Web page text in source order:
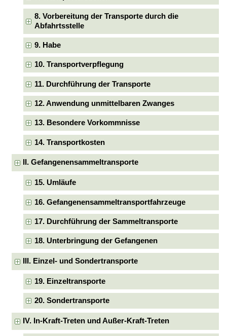
8. Vorbereitung der Transporte durch die
Abfahrtsstelle
9. Habe
10. Transportverpflegung
11. Durchführung der Transporte
12. Anwendung unmittelbaren Zwanges
13. Besondere Vorkommnisse
14. Transportkosten
II. Gefangenensammeltransporte
15. Umläufe
16. Gefangenensammeltransportfahrzeuge
17. Durchführung der Sammeltransporte
18. Unterbringung der Gefangenen
III. Einzel- und Sondertransporte
19. Einzeltransporte
20. Sondertransporte
IV. In-Kraft-Treten und Außer-Kraft-Treten